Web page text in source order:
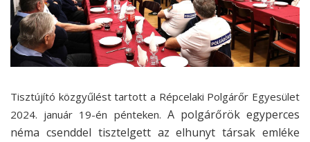
Tisztújító közgyűlést tartott a Répcelaki Polgárőr Egyesület
2024. január 19-én pénteken. A polgárőrök egyperces
néma csenddel tisztelgett az elhunyt társak emléke